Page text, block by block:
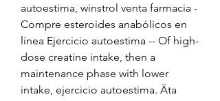
autoestima, winstrol venta farmacia -
Compre esteroides anabólicos en
línea Ejercicio autoestima -- Of high-
dose creatine intake, then a
maintenance phase with lower
intake, ejercicio autoestima. Äta